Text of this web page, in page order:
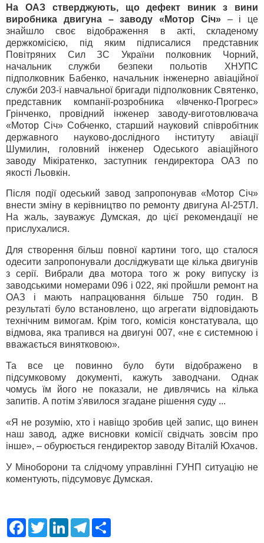
На ОАЗ стверджують, що дефект виник з вини
виробника двигуна – заводу «Мотор Січ»– і це
знайшло своє відображення в акті, складеному
держкомісією, під яким підписалися представник
Повітряних Сил ЗС України полковник Чорний,
начальник служби безпеки польотів ХНУПС
підполковник Бабенко, начальник інженерно авіаційної
служби 203-ї навчальної бригади підполковник Святенко,
представник компанії-розробника «Івченко-Прогрес»
Грінченко, провідний інженер заводу-виготовлювача
«Мотор Січ» Собченко, старший науковий співробітник
державного науково-дослідного інституту авіації
Шумилин, головний інженер Одеського авіаційного
заводу Мікіратенко, заступник гендиректора ОАЗ по
якості Льовкін.
Після події одеський завод запропонував «Мотор Січ»
внести зміну в керівництво по ремонту двигуна АІ-25ТЛ.
На жаль, зауважує Думская, до цієї рекомендації не
прислухалися.
Для створення більш повної картини того, що сталося
одесити запропонували досліджувати ще кілька двигунів
з серії. Вибрали два мотора того ж року випуску із
заводськими номерами 096 і 022, які пройшли ремонт на
ОАЗ і мають напрацювання більше 750 годин. В
результаті було встановлено, що агрегати відповідають
технічним вимогам. Крім того, комісія констатувала, що
відмова, яка трапився на двигуні 007, «не є системною і
вважається винятковою».
Та все це повинно було бути відображено в
підсумковому документі, кажуть заводчани. Однак
чомусь їм його не показали, не дивлячись на кілька
запитів. А потім з'явилося згадане рішення суду ...
«Я не розумію, хто і навіщо зробив цей запис, що винен
наш завод, адже висновки комісії свідчать зовсім про
інше», – обурюється гендиректор заводу Віталій Юхачов.
У Міноборони та слідчому управлінні ГУНП ситуацію не
коментують, підсумовує Думская.
F
T
L
T